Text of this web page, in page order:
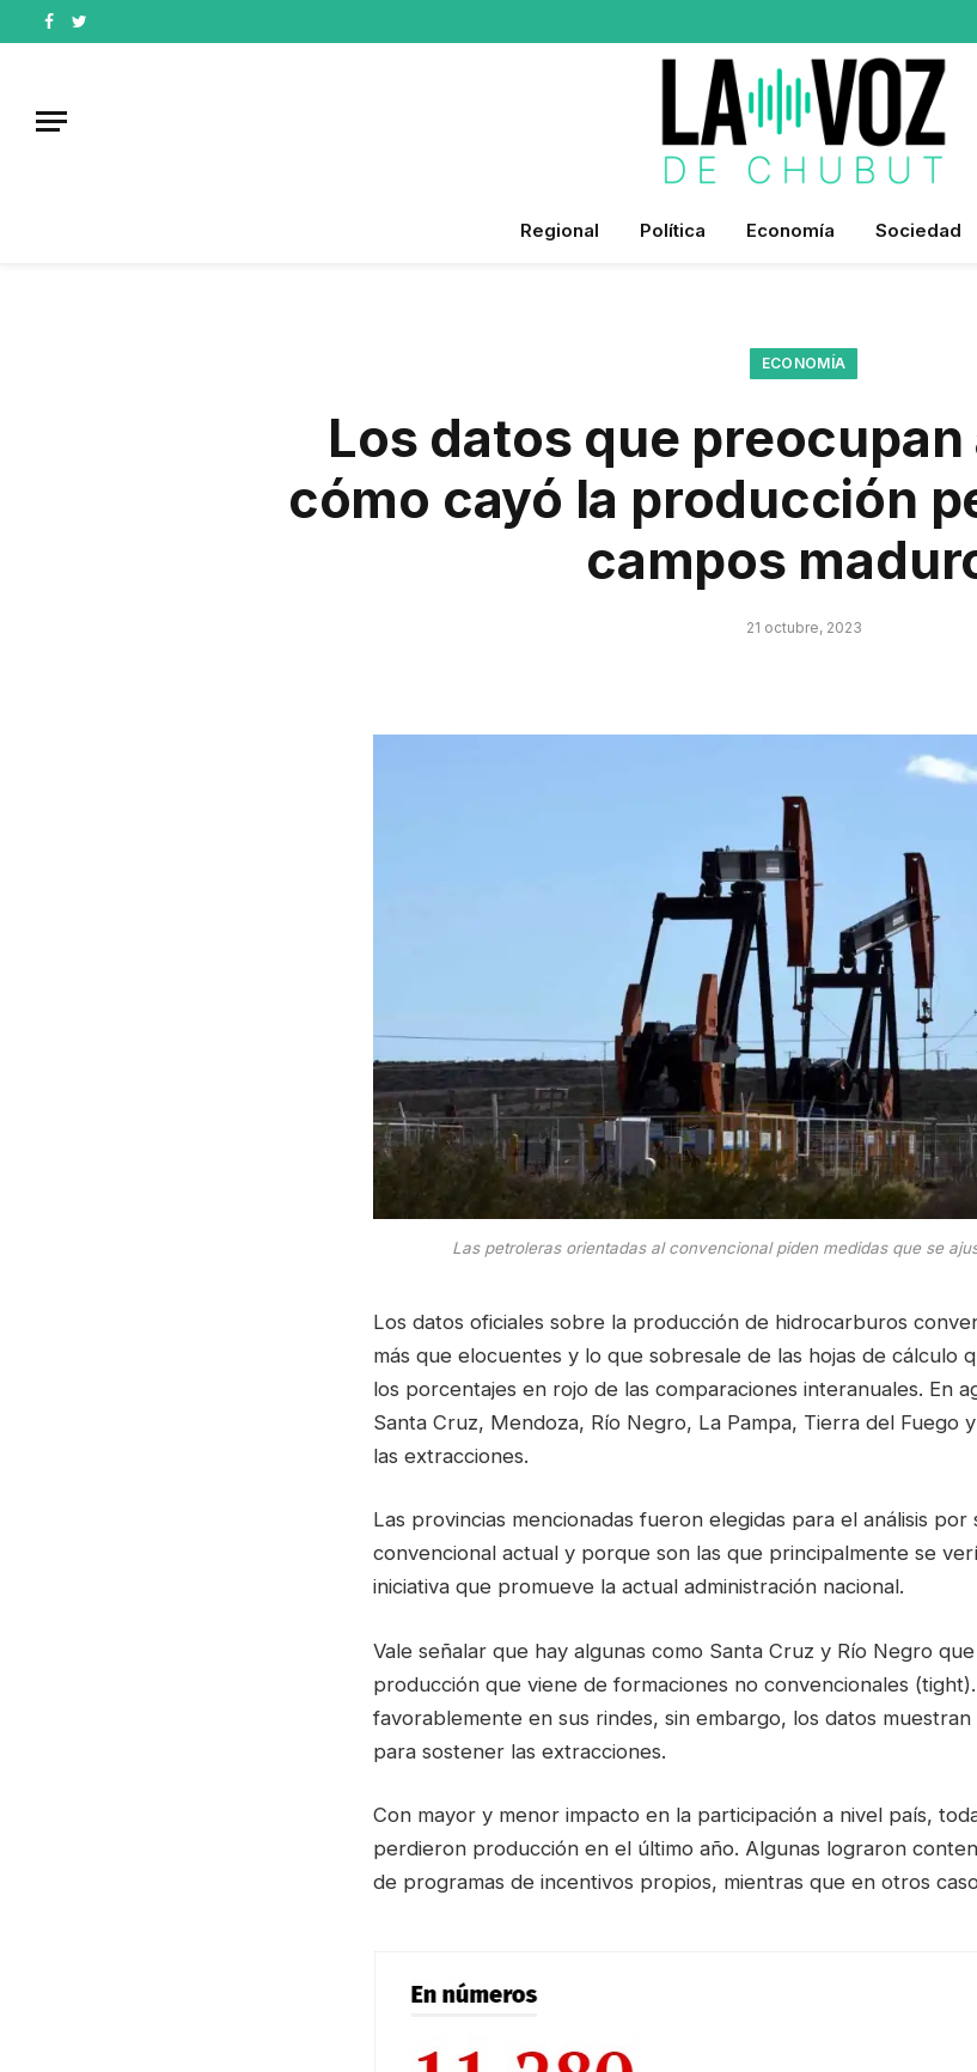
Facebook
Twitter
Regional Política Economía Sociedad
ECONOMÍA
Los datos que preocupan
cómo cayó la producción
campos
21 octubre, 2023
Las petroleras orientadas al convencional piden medidas que se
Los datos oficiales sobre la producción de hidrocarburos
más que elocuentes y lo que sobresale de las hojas de cálculo
los porcentajes en rojo de las comparaciones interanuales. En
Santa Cruz, Mendoza, Río Negro, La Pampa, Tierra del Fuego
las extracciones.
Las provincias mencionadas fueron elegidas para el análisis
convencional actual y porque son las que principalmente se
iniciativa que promueve la actual administración nacional.
Vale señalar que hay algunas como Santa Cruz y Río Negro
producción que viene de formaciones no convencionales
favorablemente en sus rindes, sin embargo, los datos
para sostener las extracciones.
Con mayor y menor impacto en la participación a nivel país,
perdieron producción en el último año. Algunas lograron
de programas de incentivos propios, mientras que en otros